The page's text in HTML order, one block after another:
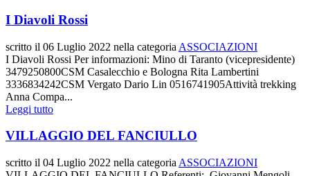
I Diavoli Rossi
scritto il 06 Luglio 2022 nella categoria ASSOCIAZIONI
I Diavoli Rossi Per informazioni: Mino di Taranto (vicepresidente)
3479250800CSM Casalecchio e Bologna Rita Lambertini
3336834242CSM Vergato Dario Lin 0516741905Attività trekking
Anna Compa...
Leggi tutto
VILLAGGIO DEL FANCIULLO
scritto il 04 Luglio 2022 nella categoria ASSOCIAZIONI